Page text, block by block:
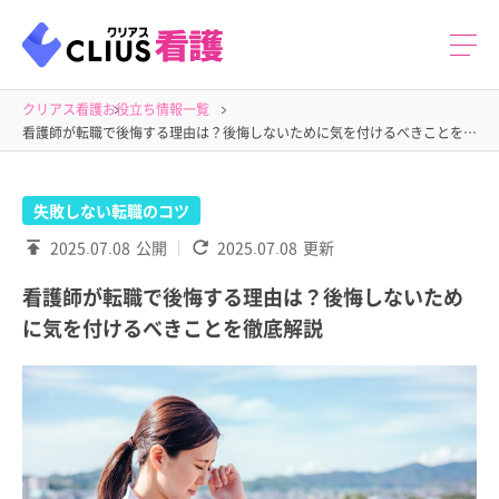
クリアス看護お役立ち情報一覧
看護師が転職で後悔する理由は？後悔しないために気を付けるべきことを徹底解説
失敗しない転職のコツ
2025.07.08 公開 2025.07.08 更新
看護師が転職で後悔する理由は？後悔しないため
に気を付けるべきことを徹底解説